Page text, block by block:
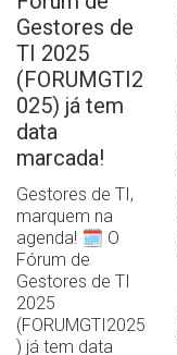
Gestores de
TI 2025
(FORUMGTI2
025) já tem
data
marcada!
Gestores de TI,
marquem na
agenda! 🗓️ O
Fórum de
Gestores de TI
2025
(FORUMGTI2025
) já tem data